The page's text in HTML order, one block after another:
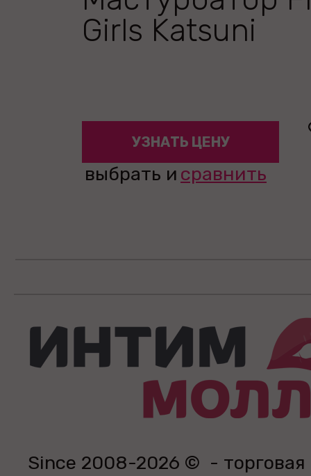
Girls Katsuni
УЗНАТЬ ЦЕНУ
выбрать и сравнить
Since 2008-2026 © - торговая